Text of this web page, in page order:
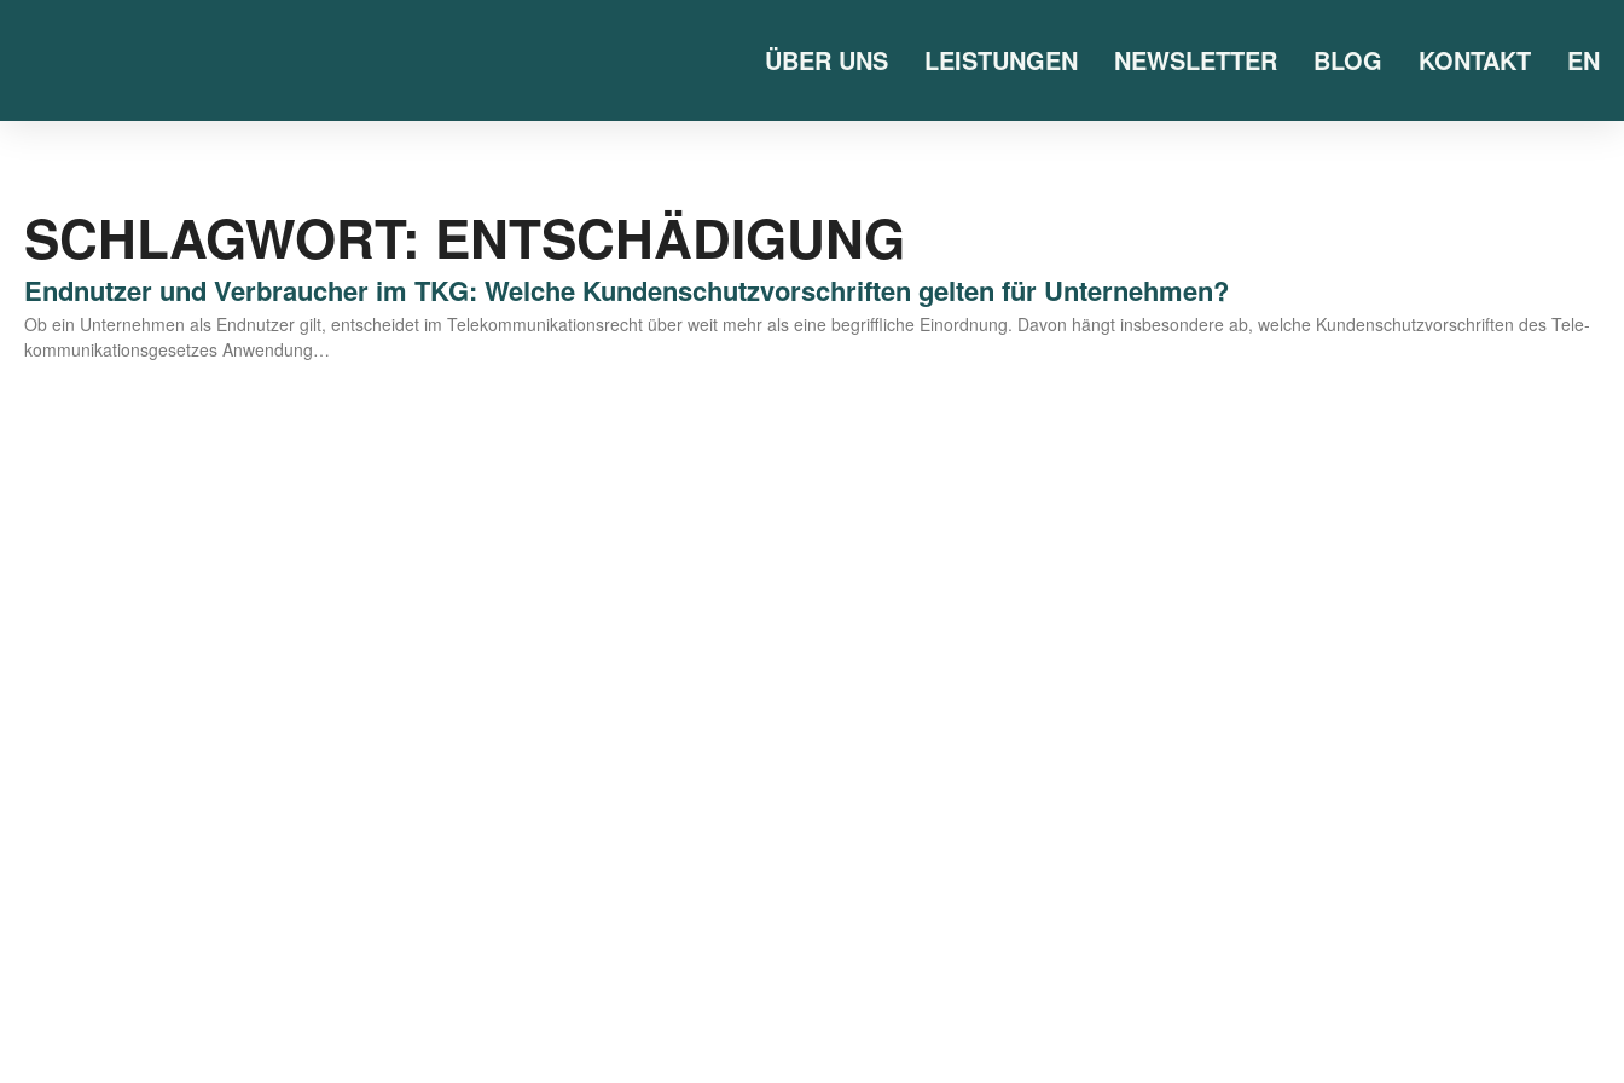
ÜBER UNS LEISTUNGEN NEWSLETTER BLOG KONTAKT EN
SCHLAGWORT: ENTSCHÄDIGUNG
Endnutzer und Verbraucher im TKG: Welche Kundenschutzvorschriften gelten für Unternehmen?
Ob ein Unter­neh­men als End­nut­zer gilt, ent­schei­det im Tele­kom­mu­ni­ka­ti­ons­recht über weit mehr als eine begriff­li­che Ein­ord­nung. Davon hängt ins­be­son­de­re ab, wel­che Kun­den­schutz­vor­schrif­ten des Tele­
kom­mu­ni­ka­ti­ons­ge­set­zes Anwendung…